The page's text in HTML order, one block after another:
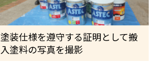
塗装仕様を遵守する証明として搬
入塗料の写真を撮影